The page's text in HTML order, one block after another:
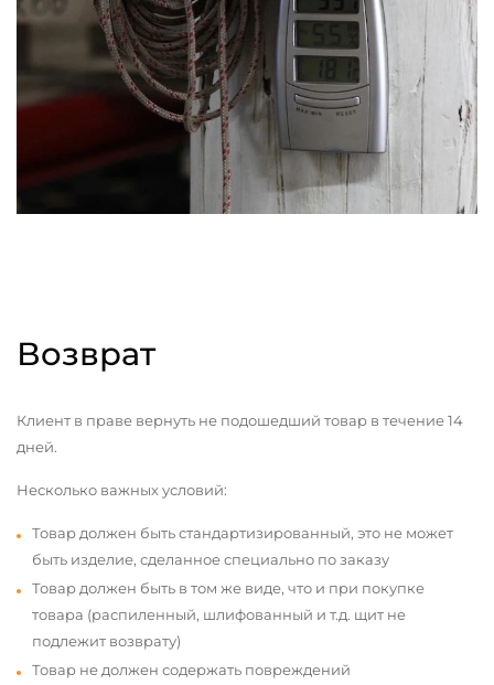
Возврат
Клиент в праве вернуть не подошедший товар в течение 14
дней.
Несколько важных условий:
Товар должен быть стандартизированный, это не может
быть изделие, сделанное специально по заказу
Товар должен быть в том же виде, что и при покупке
товара (распиленный, шлифованный и т.д. щит не
подлежит возврату)
Товар не должен содержать повреждений